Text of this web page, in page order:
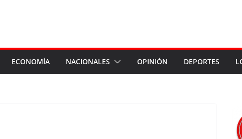
ECONOMÍA NACIONALES OPINIÓN DEPORTES